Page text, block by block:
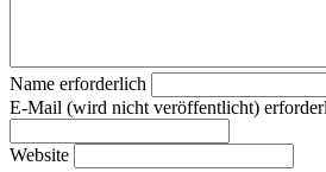
Name erforderlich
E-Mail (wird nicht veröffentlicht)
Website